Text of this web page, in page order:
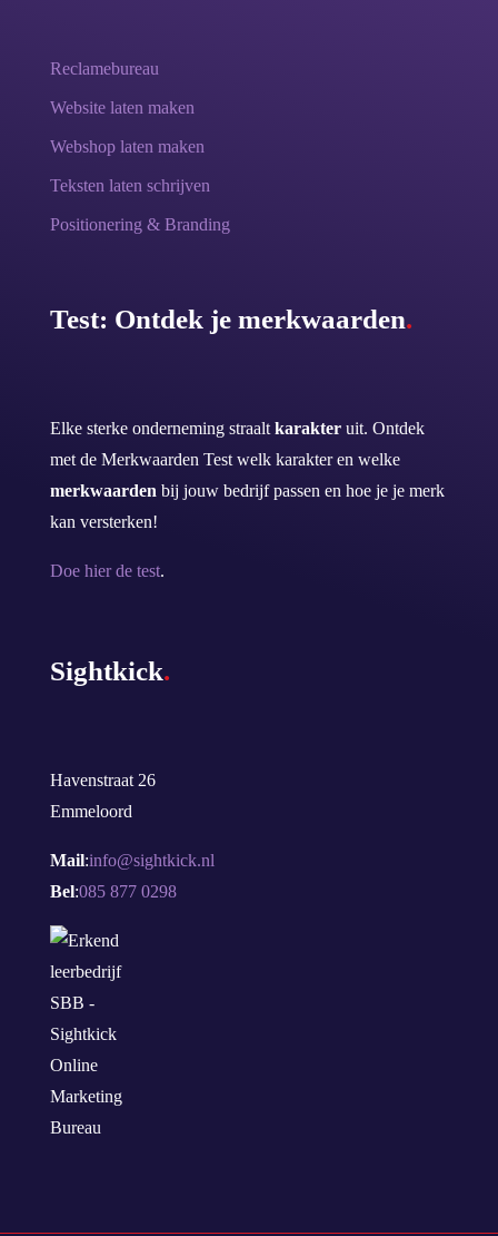
Reclamebureau
Website laten maken
Webshop laten maken
Teksten laten schrijven
Positionering & Branding
Test: Ontdek je merkwaarden.
Elke sterke onderneming straalt karakteruit. Ontdek
met de Merkwaarden Test welk karakter en welke
merkwaarden bij jouw bedrijf passen en hoe je je merk
kan versterken!
Doe hier de test.
Sightkick.
Havenstraat 26
Emmeloord
Mail:info@sightkick.nl
Bel:085 877 0298